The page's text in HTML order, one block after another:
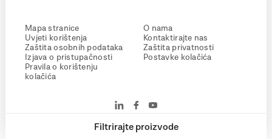
Filtrirajte proizvode
Mapa stranice
Uvjeti korištenja
Zaštita osobnih podataka
Izjava o pristupačnosti
Pravila o korištenju
kolačića
O nama
Kontaktirajte nas
Zaštita privatnosti
Postavke kolačića